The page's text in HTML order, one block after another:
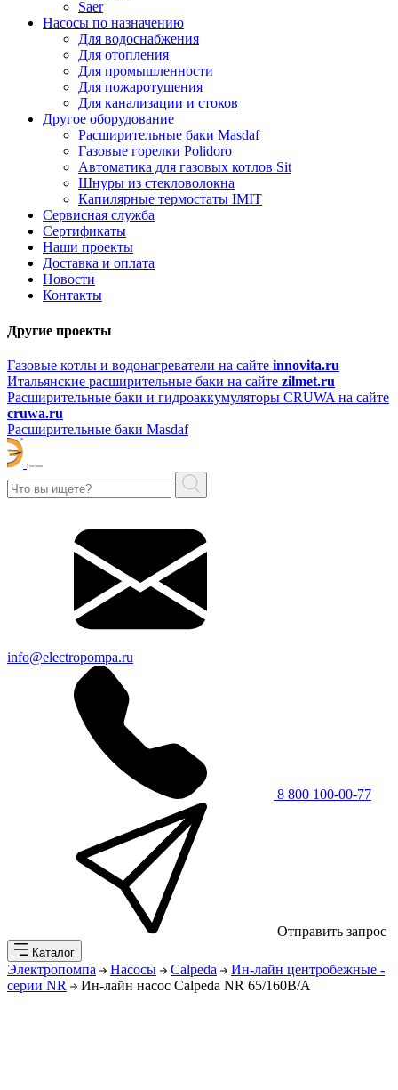
Saer
Насосы по назначению
Для водоснабжения
Для отопления
Для промышленности
Для пожаротушения
Для канализации и стоков
Другое оборудование
Расширительные баки Masdaf
Газовые горелки Polidoro
Автоматика для газовых котлов Sit
Шнуры из стекловолокна
Капилярные термостаты IMIT
Сервисная служба
Сертификаты
Наши проекты
Доставка и оплата
Новости
Контакты
Другие проекты
Газовые котлы и водонагреватели на сайте innovita.ru
Итальянские расширительные баки на сайте zilmet.ru
Расширительные баки и гидроаккумуляторы CRUWA на сайте
cruwa.ru
Расширительные баки Masdaf
info@electropompa.ru
8 800 100-00-77
Отправить запрос
Каталог
Электропомпа Насосы Calpeda
Ин-лайн центробежные -
серии NR
Ин-лайн насос Calpeda NR 65/160B/A